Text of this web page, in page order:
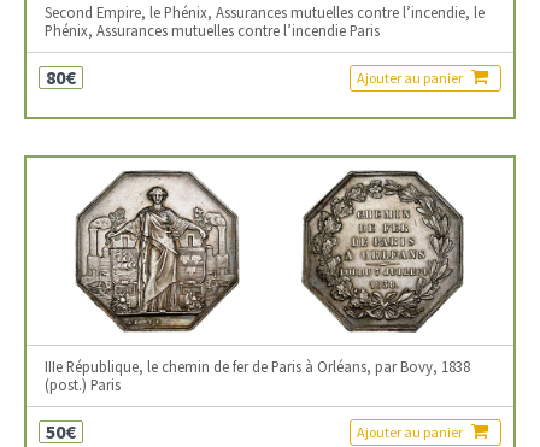
Second Empire, le Phénix, Assurances mutuelles contre l’incendie, le
Phénix, Assurances mutuelles contre l’incendie Paris
80€ Ajouter au panier
IIIe République, le chemin de fer de Paris à Orléans, par Bovy, 1838
(post.) Paris
50€ Ajouter au panier